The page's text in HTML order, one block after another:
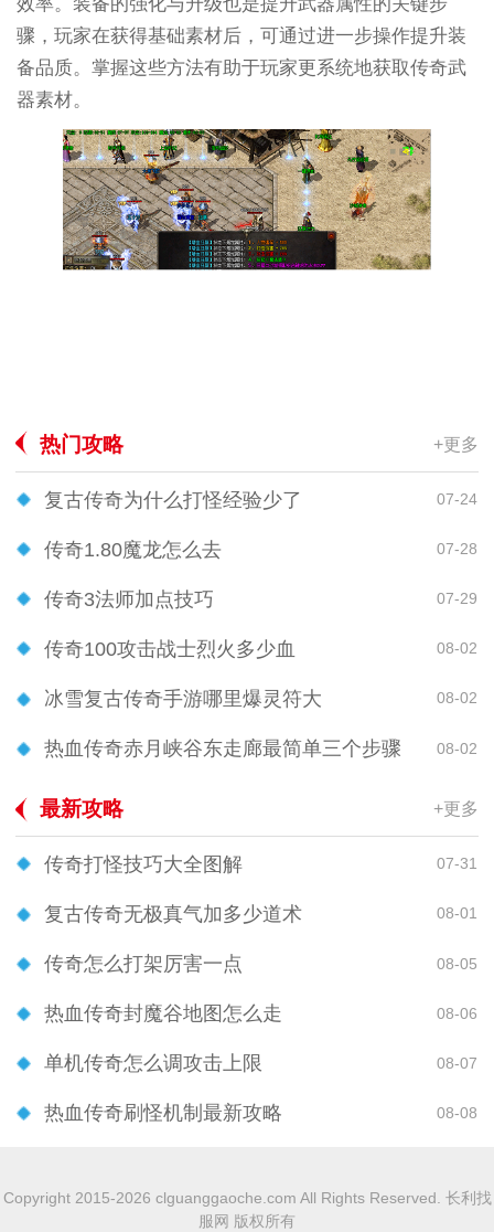
骤，玩家在获得基础素材后，可通过进一步操作提升装
备品质。掌握这些方法有助于玩家更系统地获取传奇武
器素材。
热门攻略 +更多
复古传奇为什么打怪经验少了 07-24
传奇1.80魔龙怎么去 07-28
传奇3法师加点技巧 07-29
传奇100攻击战士烈火多少血 08-02
冰雪复古传奇手游哪里爆灵符大 08-02
热血传奇赤月峡谷东走廊最简单三个步骤 08-02
最新攻略 +更多
传奇打怪技巧大全图解 07-31
复古传奇无极真气加多少道术 08-01
传奇怎么打架厉害一点 08-05
热血传奇封魔谷地图怎么走 08-06
单机传奇怎么调攻击上限 08-07
热血传奇刷怪机制最新攻略 08-08
Copyright 2015-2026 clguanggaoche.com All Rights Reserved. 长利找
服网 版权所有